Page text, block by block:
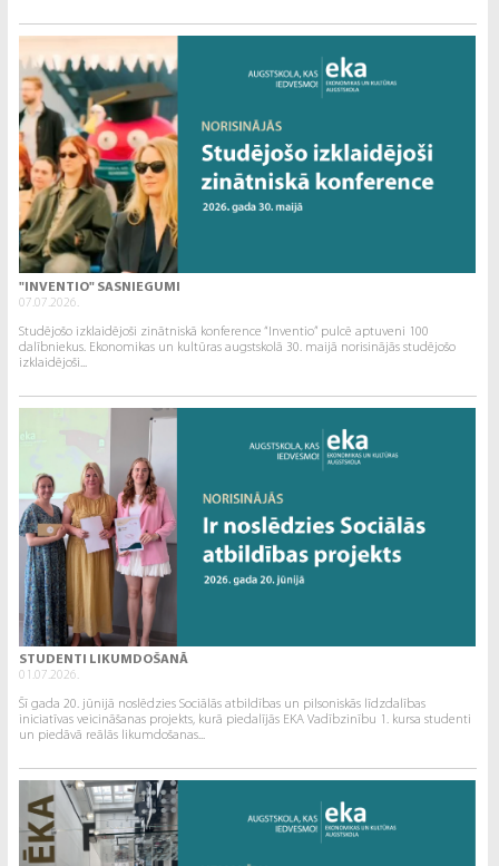
"INVENTIO" SASNIEGUMI
07.07.2026.
Studējošo izklaidējoši zinātniskā konference “Inventio” pulcē aptuveni 100
dalībniekus. Ekonomikas un kultūras augstskolā 30. maijā norisinājās studējošo
izklaidējoši...
STUDENTI LIKUMDOŠANĀ
01.07.2026.
Šī gada 20. jūnijā noslēdzies Sociālās atbildības un pilsoniskās līdzdalības
iniciatīvas veicināšanas projekts, kurā piedalījās EKA Vadībzinību 1. kursa studenti
un piedāvā reālās likumdošanas...